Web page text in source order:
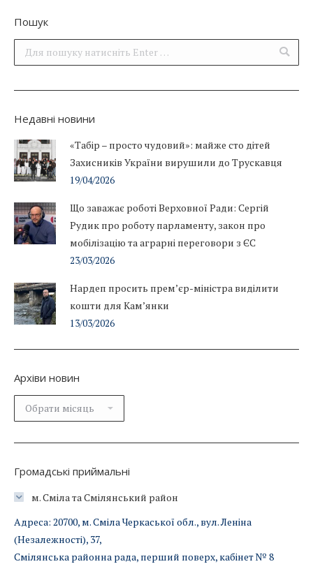
Пошук
Поиск:
Недавні новини
«Табір – просто чудовий»: майже сто дітей
Захисників України вирушили до Трускавця
19/04/2026
Що заважає роботі Верховної Ради: Сергій
Рудик про роботу парламенту, закон про
мобілізацію та аграрні переговори з ЄС
23/03/2026
Нардеп просить прем’єр-міністра виділити
кошти для Кам’янки
13/03/2026
Архіви новин
Архіви
новин
Громадські приймальні
м. Сміла та Смілянський район
Адреса: 20700, м. Сміла Черкаської обл., вул. Леніна
(Незалежності), 37,
Смілянська районна рада, перший поверх, кабінет № 8